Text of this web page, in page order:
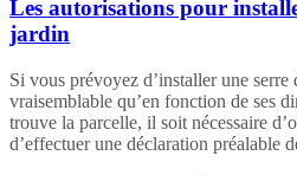
Les autorisations pour
jardin
Si vous prévoyez d’installer une
vraisemblable qu’en fonction de ses
trouve la parcelle, il soit nécessaire
d’effectuer une déclaration préalable